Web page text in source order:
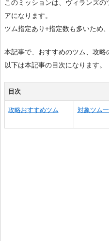
このミッションは、ヴィランズ
アになります。
ツム指定あり+指定数も多いため
本記事で、おすすめのツム、攻略
以下は本記事の目次になります。
目次
攻略おすすめツム 対象ツム